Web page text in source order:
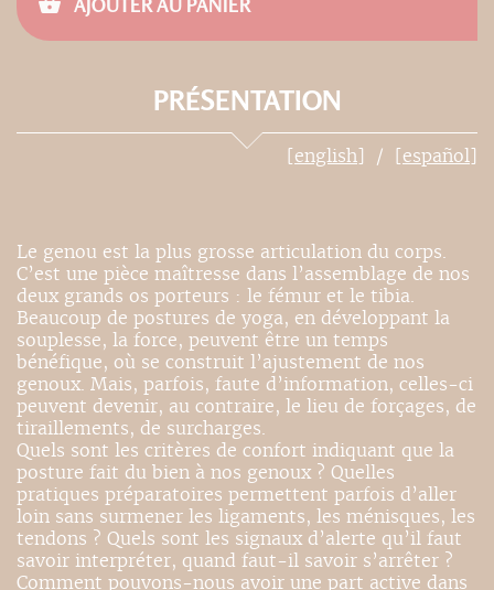
AJOUTER AU PANIER
PRÉSENTATION
[english] [español]
Le genou est la plus grosse articulation du corps.
C’est une pièce maîtresse dans l’assemblage de nos
deux grands os porteurs : le fémur et le tibia.
Beaucoup de postures de yoga, en développant la
souplesse, la force, peuvent être un temps
bénéfique, où se construit l’ajustement de nos
genoux. Mais, parfois, faute d’information, celles-ci
peuvent devenir, au contraire, le lieu de forçages, de
tiraillements, de surcharges.
Quels sont les critères de confort indiquant que la
posture fait du bien à nos genoux ? Quelles
pratiques préparatoires permettent parfois d’aller
loin sans surmener les ligaments, les ménisques, les
tendons ? Quels sont les signaux d’alerte qu’il faut
savoir interpréter, quand faut-il savoir s’arrêter ?
Comment pouvons-nous avoir une part active dans